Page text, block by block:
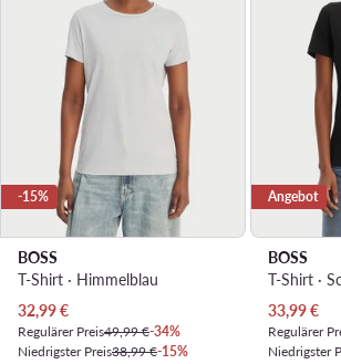
-15%
BOSS
T-Shirt · Himmelblau
Aktueller Preis
32,99€
Regulärer Preis49,99 €-34%
Niedrigster Preis38,99 €-15%
Angebot
BOSS
T-Shirt ·
Aktueller
33,99€
Regulärer
Niedrigster